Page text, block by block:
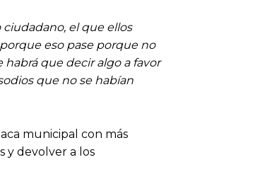
el que ellos
eso pase porque no
que decir algo a favor
que no se habían
municipal con más
y devolver a los